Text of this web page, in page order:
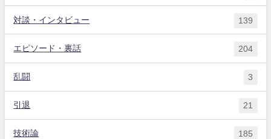
対談・インタビュー 139
エピソード・裏話 204
乱闘 3
引退 21
技術論 185